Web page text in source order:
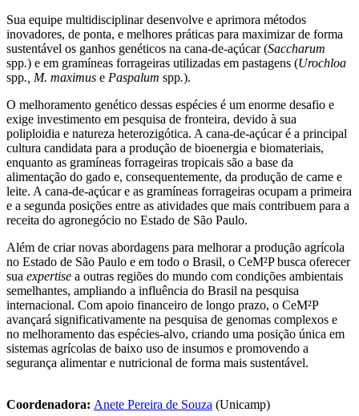
Sua equipe multidisciplinar desenvolve e aprimora métodos
inovadores, de ponta, e melhores práticas para maximizar de forma
sustentável os ganhos genéticos na cana-de-açúcar (Saccharum
spp.) e em gramíneas forrageiras utilizadas em pastagens (Urochloa
spp., M. maximus e Paspalum spp.).
O melhoramento genético dessas espécies é um enorme desafio e
exige investimento em pesquisa de fronteira, devido à sua
poliploidia e natureza heterozigótica. A cana-de-açúcar é a principal
cultura candidata para a produção de bioenergia e biomateriais,
enquanto as gramíneas forrageiras tropicais são a base da
alimentação do gado e, consequentemente, da produção de carne e
leite. A cana-de-açúcar e as gramíneas forrageiras ocupam a primeira
e a segunda posições entre as atividades que mais contribuem para a
receita do agronegócio no Estado de São Paulo.
Além de criar novas abordagens para melhorar a produção agrícola
no Estado de São Paulo e em todo o Brasil, o CeM²P busca oferecer
sua expertise a outras regiões do mundo com condições ambientais
semelhantes, ampliando a influência do Brasil na pesquisa
internacional. Com apoio financeiro de longo prazo, o CeM²P
avançará significativamente na pesquisa de genomas complexos e
no melhoramento das espécies-alvo, criando uma posição única em
sistemas agrícolas de baixo uso de insumos e promovendo a
segurança alimentar e nutricional de forma mais sustentável.
Coordenadora: Anete Pereira de Souza (Unicamp)